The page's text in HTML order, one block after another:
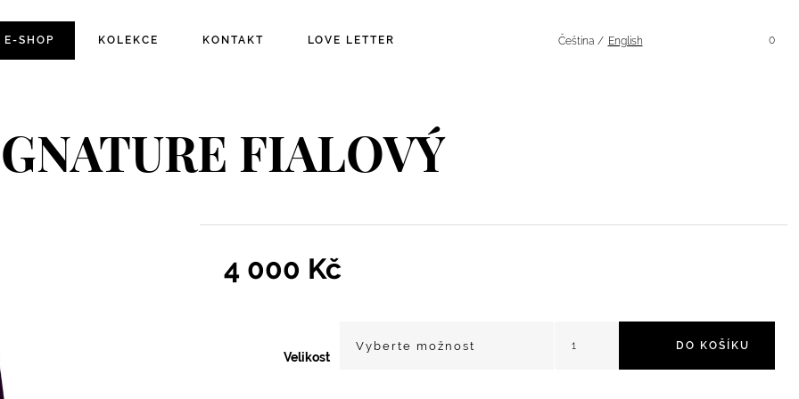
E-SHOP KOLEKCE KONTAKT LOVE LETTER Čeština English 0
FIALOVÝ
4 000 Kč
Velikost
DO KOŠÍKU